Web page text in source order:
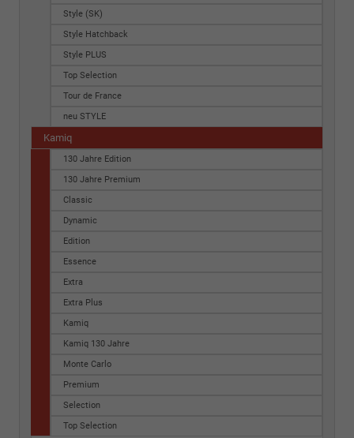
Style (SK)
Style Hatchback
Style PLUS
Top Selection
Tour de France
neu STYLE
Kamiq
130 Jahre Edition
130 Jahre Premium
Classic
Dynamic
Edition
Essence
Extra
Extra Plus
Kamiq
Kamiq 130 Jahre
Monte Carlo
Premium
Selection
Top Selection